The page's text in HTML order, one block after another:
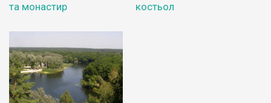
та монастир
костьол